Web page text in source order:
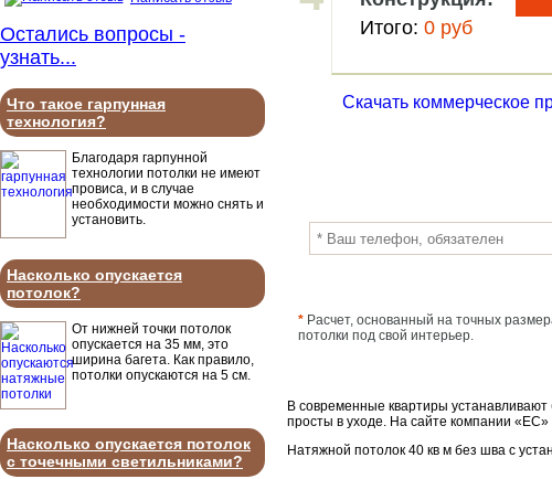
Остались вопросы -
узнать...
Что такое гарпунная
технология?
Благодаря гарпунной
технологии потолки не имеют
провиса, и в случае
необходимости можно снять и
установить.
Насколько опускается
потолок?
От нижней точки потолок
опускается на 35 мм, это
ширина багета. Как правило,
потолки опускаются на 5 см.
Насколько опускается потолок
с точечными светильниками?
Итого: 0 руб
Скачать коммерческое
* Расчет, основанный на точных
потолки под свой интерьер.
В современные квартиры
просты в уходе. На сайте компании
Натяжной потолок 40 кв м без шва с